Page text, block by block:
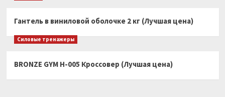
Гантель в виниловой оболочке 2 кг (Лучшая цена)
Силовые тренажеры
BRONZE GYM H-005 Кроссовер (Лучшая цена)